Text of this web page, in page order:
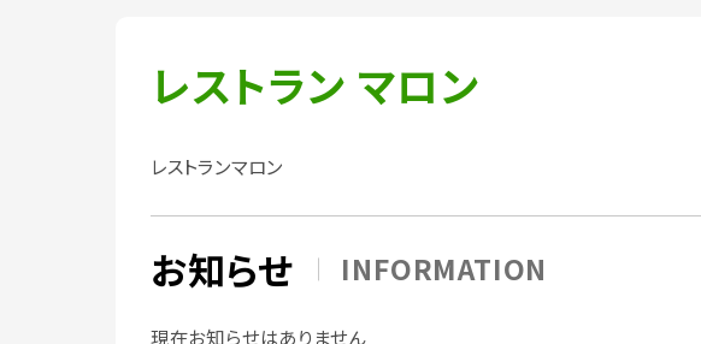
レストラン マロン
レストランマロン
お知らせ INFORMATION
現在お知らせはありません